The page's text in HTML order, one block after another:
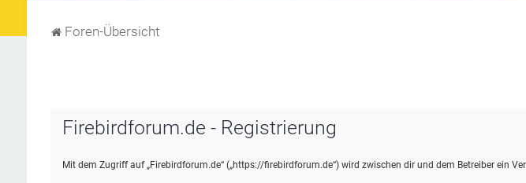
Foren-Übersicht
Firebirdforum.de - Registrierung
Mit dem Zugriff auf „Firebirdforum.de“ („https://firebirdforum.de“) wird zwischen dir und dem Betreiber ein